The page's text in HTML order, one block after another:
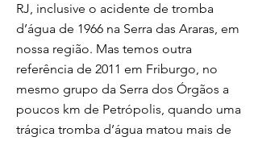
RJ, inclusive o acidente de tromba
d’água de 1966 na Serra das Araras, em
nossa região. Mas temos outra
referência de 2011 em Friburgo, no
mesmo grupo da Serra dos Órgãos a
poucos km de Petrópolis, quando uma
trágica tromba d’água matou mais de